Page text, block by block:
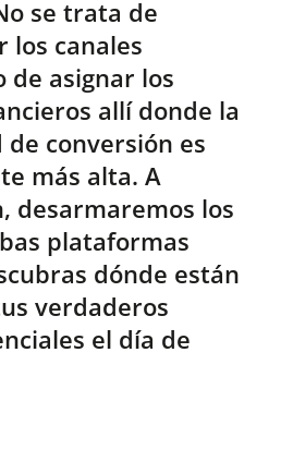
se trata de
los canales
de asignar los
allí donde la
conversión es
más alta. A
desarmaremos los
plataformas
dónde están
verdaderos
el día de